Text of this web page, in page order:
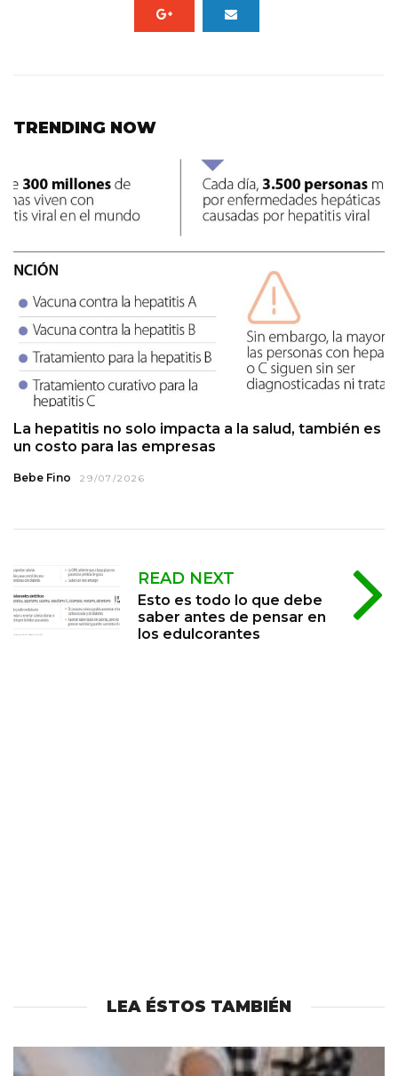
TRENDING NOW
La hepatitis no solo impacta a la salud, también es
un costo para las empresas
Bebe Fino 29/07/2026
READ NEXT
Esto es todo lo que debe
saber antes de pensar en
los edulcorantes
LEA ÉSTOS TAMBIÉN